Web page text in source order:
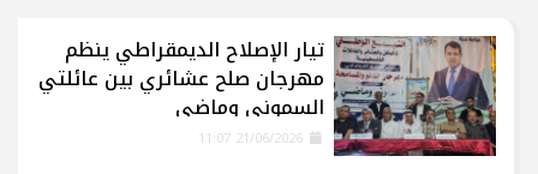
تيار الإصلاح الديمقراطي ينظم
مهرجان صلح عشائري بين عائلتي
السموني وماضي